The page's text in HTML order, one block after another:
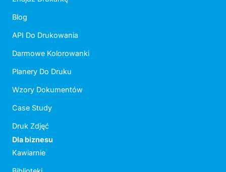
Blog
API Do Drukowania
Darmowe Kolorowanki
Planery Do Druku
Wzory Dokumentów
Case Study
Druk Zdjęć
Dla biznesu
Kawiarnie